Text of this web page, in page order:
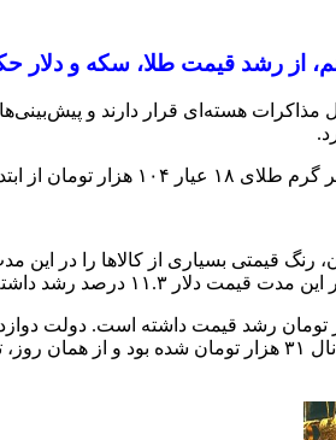
هسته‌ای قرار دارند و
این ارقام در حالی در بازار ارز دیده می‌شود که در نیمه